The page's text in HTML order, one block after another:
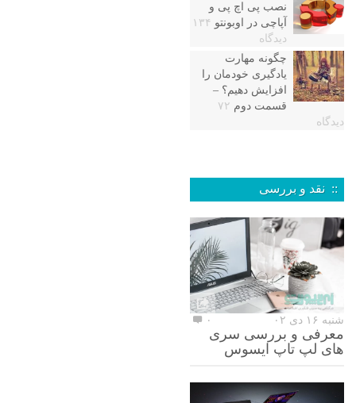
نصب پی اچ پی و
آپاچی در اوبونتو ۱۳۴
دیدگاه
چگونه مهارت
یادگیری خودمان را
افزایش دهیم؟ –
قسمت دوم ۷۲
دیدگاه
:: نقد و بررسی
شنبه ۱۶ دی ۰۲ ۰
معرفی و بررسی سری
های لپ تاپ ایسوس